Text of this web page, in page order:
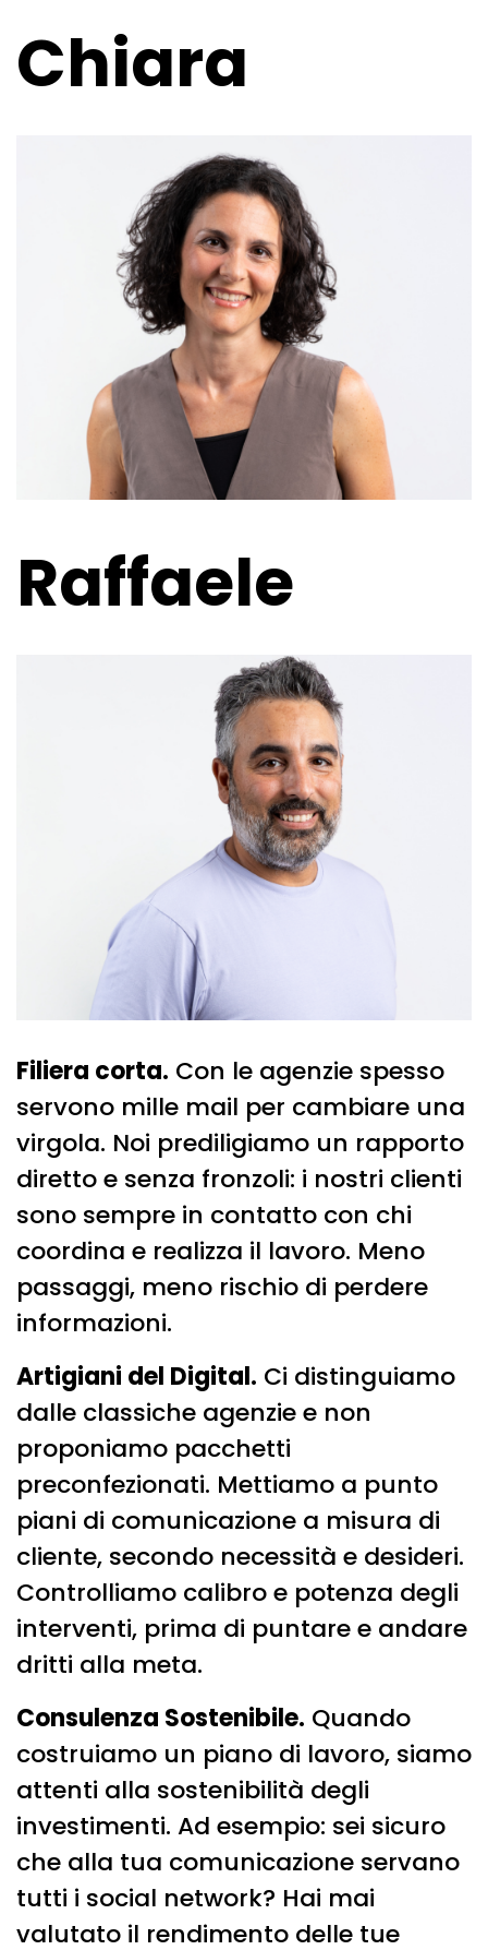
Chiara
Raffaele
Filiera corta. Con le agenzie spesso
servono mille mail per cambiare una
virgola. Noi prediligiamo un rapporto
diretto e senza fronzoli: i nostri clienti
sono sempre in contatto con chi
coordina e realizza il lavoro. Meno
passaggi, meno rischio di perdere
informazioni.
Artigiani del Digital. Ci distinguiamo
dalle classiche agenzie e non
proponiamo pacchetti
preconfezionati. Mettiamo a punto
piani di comunicazione a misura di
cliente, secondo necessità e desideri.
Controlliamo calibro e potenza degli
interventi, prima di puntare e andare
dritti alla meta.
Consulenza Sostenibile. Quando
costruiamo un piano di lavoro, siamo
attenti alla sostenibilità degli
investimenti. Ad esempio: sei sicuro
che alla tua comunicazione servano
tutti i social network? Hai mai
valutato il rendimento delle tue